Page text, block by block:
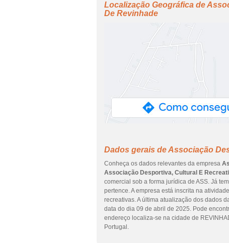
Localização Geográfica de
De Revinhade
Dados gerais de Associação
Conheça os dados relevantes da empresa
Associação Desportiva, Cultural E
comercial sob a forma jurídica de ASS. Já
pertence. A empresa está inscrita na
recreativas. A última atualização dos dados
data do dia 09 de abril de 2025. Pode
endereço localiza-se na cidade de
Portugal.